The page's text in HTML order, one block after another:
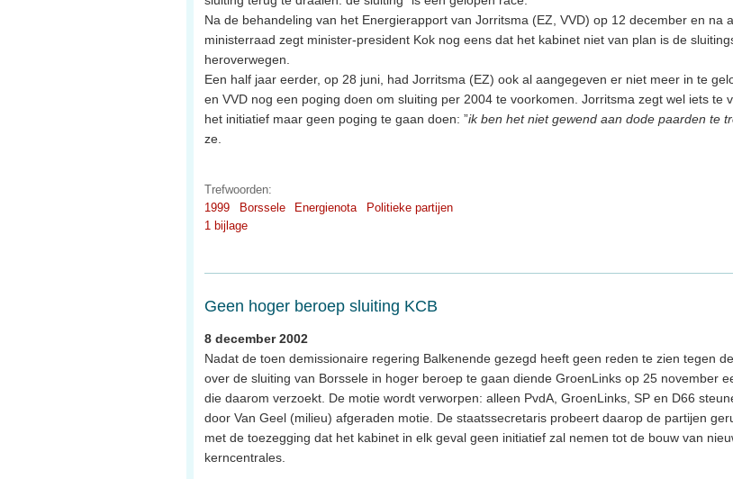
Na de behandeling van het Energierapport van Jorritsma (EZ, VVD) op 12 december en na
ministerraad zegt minister-president Kok nog eens dat het kabinet niet van plan is de
heroverwegen.
Een half jaar eerder, op 28 juni, had Jorritsma (EZ) ook al aangegeven er niet meer in te
en VVD nog een poging doen om sluiting per 2004 te voorkomen. Jorritsma zegt wel iets te
het initiatief maar geen poging te gaan doen: ”ik ben het niet gewend aan dode paarden te
ze.
Trefwoorden:
1999
Borssele Energienota
Politieke partijen
1 bijlage
Geen hoger beroep sluiting KCB
8 december 2002
Nadat de toen demissionaire regering Balkenende gezegd heeft geen reden te zien tegen
over de sluiting van Borssele in hoger beroep te gaan diende GroenLinks op 25 november
die daarom verzoekt. De motie wordt verworpen: alleen PvdA, GroenLinks, SP en D66
door Van Geel (milieu) afgeraden motie. De staatssecretaris probeert daarop de partijen
met de toezegging dat het kabinet in elk geval geen initiatief zal nemen tot de bouw van
kerncentrales.